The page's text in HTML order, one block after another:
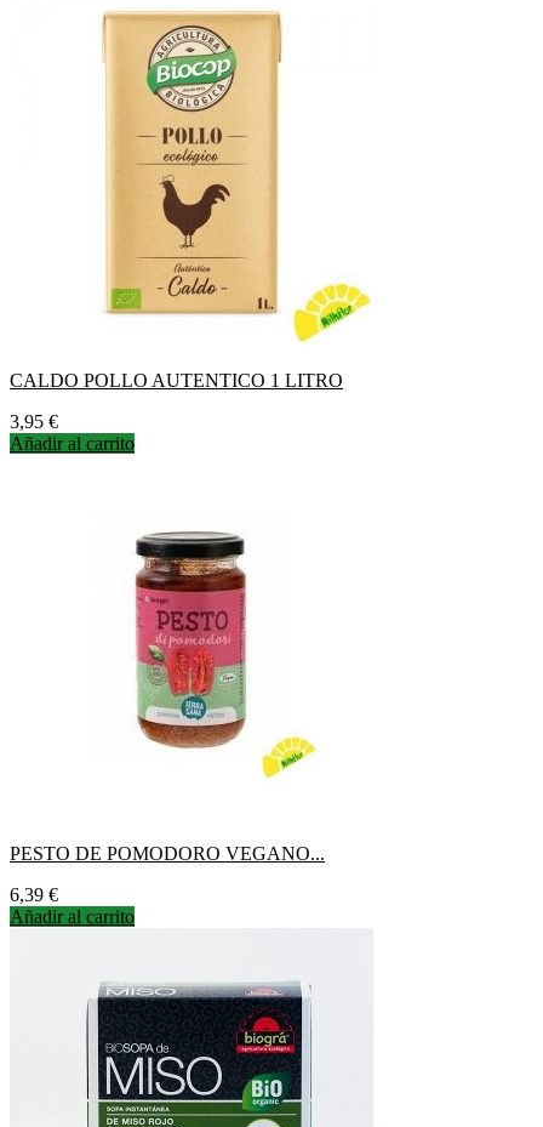
CALDO POLLO AUTENTICO 1 LITRO
Precio
3,95 €
Añadir al carrito
PESTO DE POMODORO VEGANO...
Precio
6,39 €
Añadir al carrito